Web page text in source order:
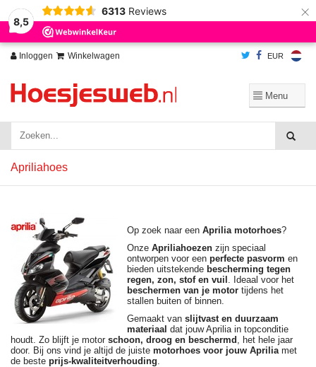
8,5
6313 Reviews ×
Inloggen Winkelwagen EUR
Apriliahoes
Op zoek naar een Aprilia motorhoes?
Onze Apriliahoezen zijn speciaal
ontworpen voor een perfecte pasvorm en
bieden uitstekende bescherming tegen
regen, zon, stof en vuil . Ideaal voor het
beschermen van je motor tijdens het
stallen buiten of binnen.
Gemaakt van slijtvast en duurzaam
materiaal dat jouw Aprilia in topconditie
houdt. Zo blijft je motor schoon, droog en beschermd , het hele jaar
door. Bij ons vind je altijd de juiste motorhoes voor jouw Apriliamet
de beste prijs-kwaliteitverhouding.
Wij slaan cookies op om onze website te verbeteren. Is dat akkoord?
Ja
Nee